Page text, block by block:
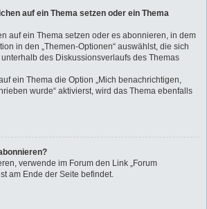
auf ein Thema setzen oder ein Thema
auf ein Thema setzen oder es abonnieren, in dem
in den „Themen-Optionen“ auswählst, die sich
des Diskussionsverlaufs des Themas
ein Thema die Option „Mich benachrichtigen,
wurde“ aktivierst, wird das Thema ebenfalls
verwende im Forum den Link „Forum
am Ende der Seite befindet.